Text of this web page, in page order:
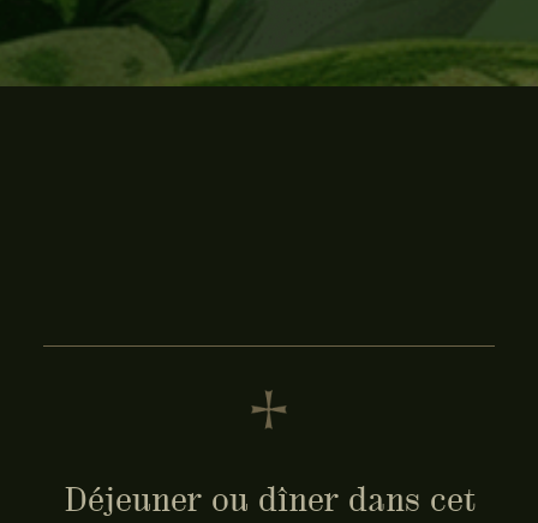
Déjeuner ou dîner dans cet